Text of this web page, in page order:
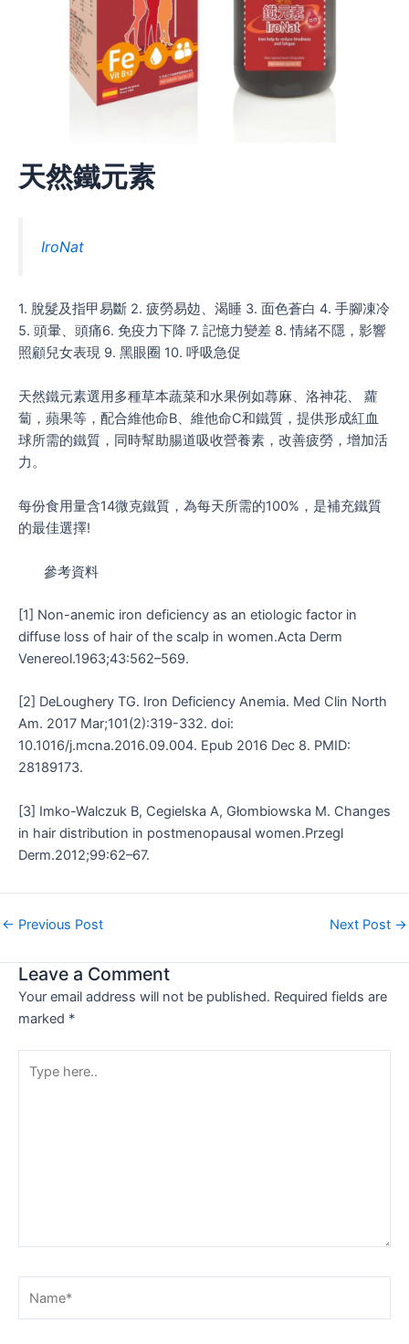
天然鐵元素
IroNat
1. 脫髮及指甲易斷 2. 疲勞易攰、渴睡 3. 面色蒼白 4. 手腳凍冷
5. 頭暈、頭痛6. 免疫力下降 7. 記憶力變差 8. 情緒不隱，影響
照顧兒女表現 9. 黑眼圈 10. 呼吸急促
天然鐵元素選用多種草本蔬菜和水果例如蕁麻、洛神花、 蘿
蔔，蘋果等，配合維他命B、維他命C和鐵質，提供形成紅血
球所需的鐵質，同時幫助腸道吸收營養素，改善疲勞，增加活
力。
每份食用量含14微克鐵質，為每天所需的100%，是補充鐵質
的最佳選擇!
參考資料
[1] Non-anemic iron deficiency as an etiologic factor in
diffuse loss of hair of the scalp in women.Acta Derm
Venereol.1963;43:562–569.
[2] DeLoughery TG. Iron Deficiency Anemia. Med Clin North
Am. 2017 Mar;101(2):319-332. doi:
10.1016/j.mcna.2016.09.004. Epub 2016 Dec 8. PMID:
28189173.
[3] Imko-Walczuk B, Cegielska A, Głombiowska M. Changes
in hair distribution in postmenopausal women.Przegl
Derm.2012;99:62–67.
← Previous Post Next Post →
Leave a Comment
Your email address will not be published. Required fields are
marked *
here..